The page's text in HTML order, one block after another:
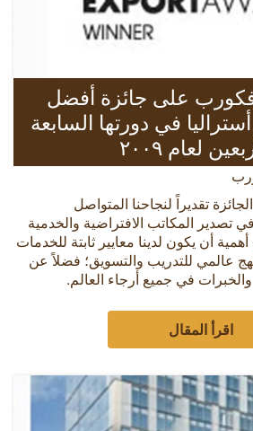
على جائزة أفضل
في دورتها السابعة
لعام ٢٠٠٩
تقديراً لنجاحنا المتواصل
تصدير المكاتب الافتراضية والخدمية
أن يكون لدينا معايير ثابتة للخدمات
عالمي للتدريب والتسويق؛ فضلاً عن
والخبرات في جميع أرجاء العالم.
اقرأ المقال